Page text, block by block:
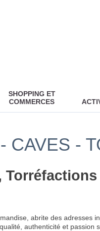
SHOPPING ET
COMMERCES
CAVES -
abrite des
authenticité et passion